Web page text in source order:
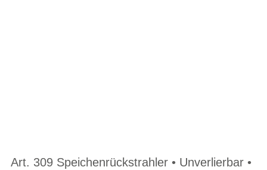
Art. 309 Speichenrückstrahler • Unverlierbar •